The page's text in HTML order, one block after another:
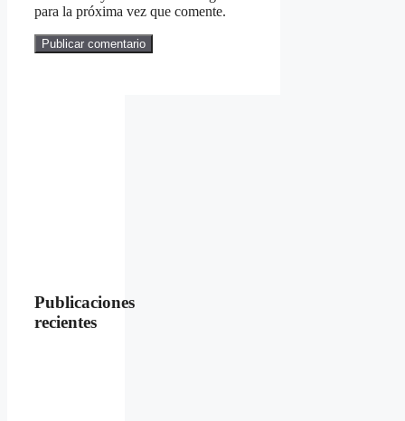
para la próxima vez que comente.
Publicaciones
recientes